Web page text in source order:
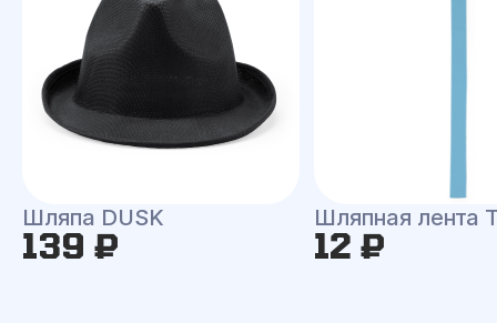
Шляпа DUSK
139 ₽
Шляпная лента
12 ₽